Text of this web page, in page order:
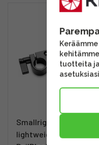
Smallrig 942 Super
lightweight 15mm
tuotteita